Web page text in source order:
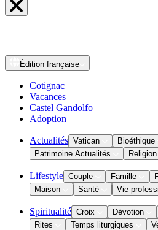
Édition française
Cotignac
Vacances
Castel Gandolfo
Adoption
Actualités Vatican Bioéthique
Patrimoine Actualités
Religion
Lifestyle Couple Famille
Maison
Santé Vie
Spiritualité Croix Dévotion
Rites
Temps liturgiques